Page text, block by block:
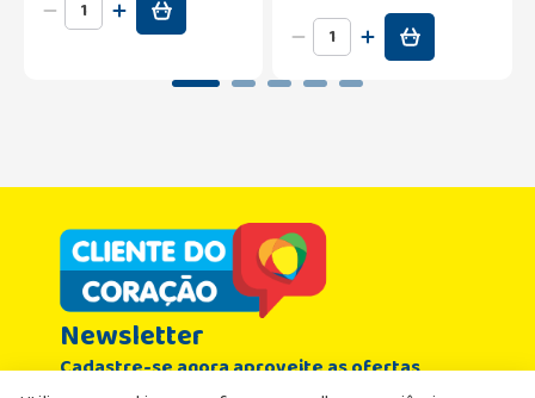
Newsletter
Cadastre-se agora aproveite as ofertas